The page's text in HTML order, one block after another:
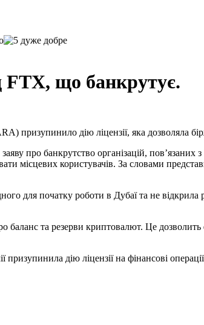
FTX, що банкрутує.
призупинило дію ліцензії, яка дозволяла
про банкрутство організацій, пов’язаних з
місцевих користувачів. За словами
для початку роботи в Дубаї та не
баланс та резерви криптовалют. Це
дію ліцензії на фінансові